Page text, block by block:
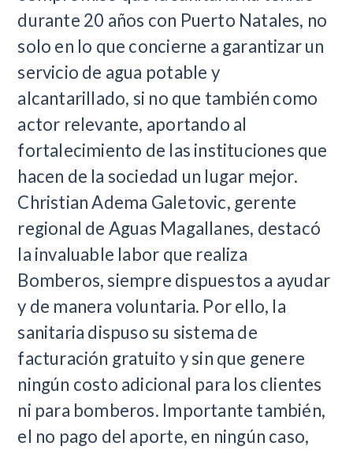
durante 20 años con Puerto Natales, no
solo en lo que concierne a garantizar un
servicio de agua potable y
alcantarillado, si no que también como
actor relevante, aportando al
fortalecimiento de las instituciones que
hacen de la sociedad un lugar mejor.
Christian Adema Galetovic, gerente
regional de Aguas Magallanes, destacó
la invaluable labor que realiza
Bomberos, siempre dispuestos a ayudar
y de manera voluntaria. Por ello, la
sanitaria dispuso su sistema de
facturación gratuito y sin que genere
ningún costo adicional para los clientes
ni para bomberos. Importante también,
el no pago del aporte, en ningún caso,